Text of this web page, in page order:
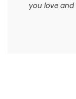
you love and